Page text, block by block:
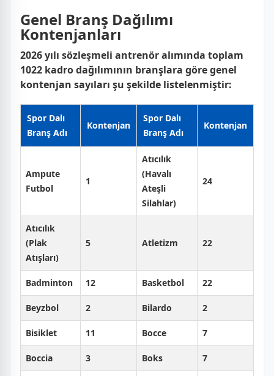
Genel Branş Dağılımı
Kontenjanları
2026 yılı sözleşmeli antrenör alımında toplam
1022 kadro dağılımının branşlara göre genel
kontenjan sayıları şu şekilde listelenmiştir:
Spor Dalı
Branş Adı
Kontenjan
Spor Dalı
Branş Adı
Kontenjan
Ampute
Futbol
1
Atıcılık
(Havalı
Ateşli
Silahlar)
24
Atıcılık
(Plak
Atışları)
5 Atletizm 22
Badminton 12 Basketbol 22
Beyzbol 2 Bilardo 2
Bisiklet 11 Bocce 7
Boccia 3 Boks 7